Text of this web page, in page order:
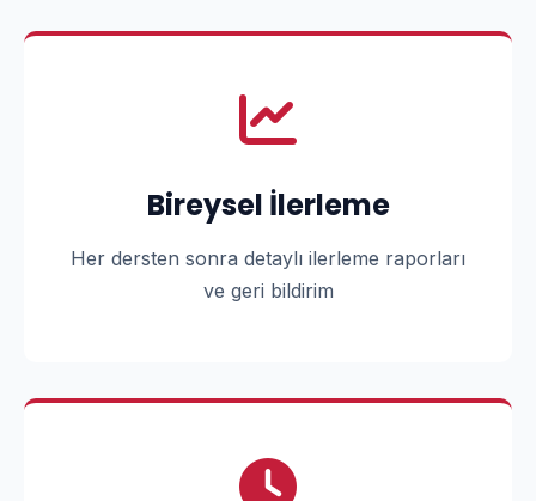
Bireysel İlerleme
Her dersten sonra detaylı ilerleme raporları
ve geri bildirim